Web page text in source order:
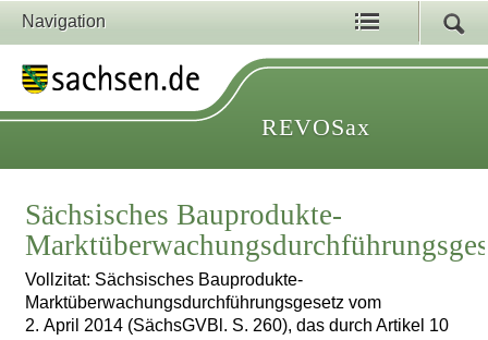
Navigation
REVOSax
Sächsisches Bauprodukte-
Vollzitat: Sächsisches Bauprodukte-
Marktüberwachungsdurchführungsgesetz vom
2. April 2014 (SächsGVBl. S. 260), das durch Artikel 10